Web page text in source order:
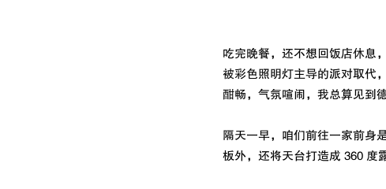
吃完晚餐，还不想回饭店休息
被彩色照明灯主导的派对取代
酣畅，气氛喧闹，我总算见到
隔天一早，咱们前往一家前身
板外，还将天台打造成 360 度